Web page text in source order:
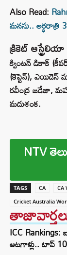
Also Read:
మనసు.. అర్ధరాత్రి
క్రికెట్ ఆస్ట్రేలియా
క్వింటన్ డికాక్
(కెప్టెన్), ఎయిడెన్
రవీంద్ర జడేజా,
మదుశంక.
NTV
TAGS CA CA
Cricket Australia
ICC Rankings:
ఆటగాళ్లు.. టాప్